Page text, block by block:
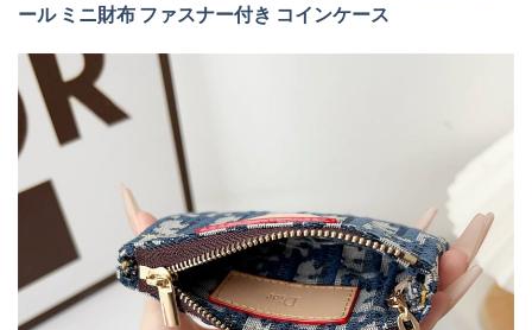
ール ミニ財布 ファスナー付き コインケース